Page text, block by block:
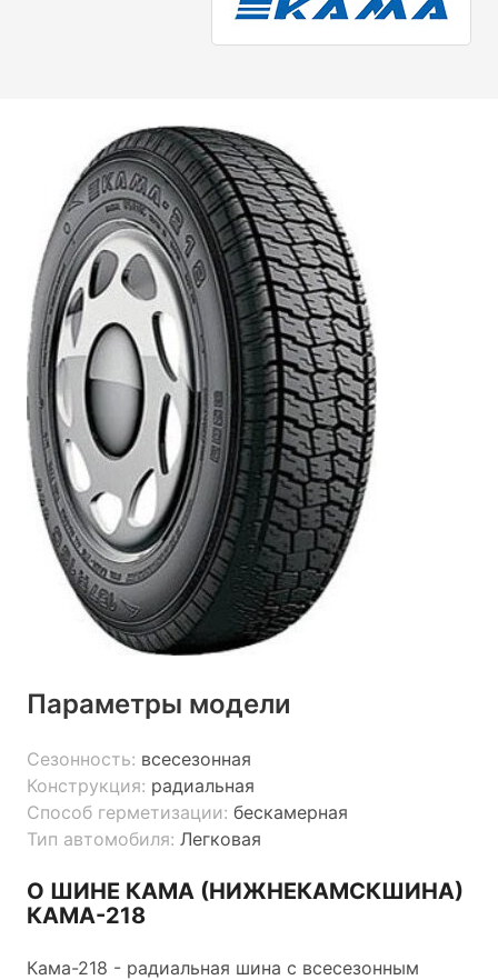
Параметры модели
Сезонность: всесезонная
Конструкция: радиальная
Способ герметизации: бескамерная
Тип автомобиля: Легковая
О ШИНЕ КАМА (НИЖНЕКАМСКШИНА)
КАМА-218
Кама-218 - радиальная шина с всесезонным